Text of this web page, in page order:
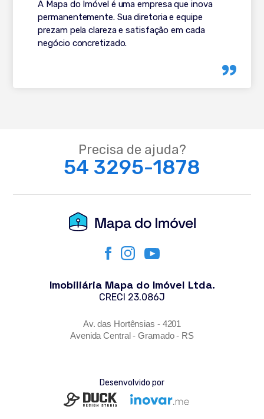
A Mapa do Imóvel é uma empresa que inova
permanentemente. Sua diretoria e equipe
prezam pela clareza e satisfação em cada
negócio concretizado.
Precisa de ajuda?
54 3295-1878
Imobiliária Mapa do Imóvel Ltda.
CRECI 23.086J
Av. das Hortênsias - 4201
Avenida Central - Gramado - RS
Desenvolvido por